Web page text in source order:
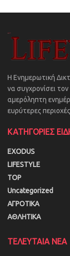
Η Ενημερωτική
να συγχρονίσει
αμερόληπτη
ευρύτερες
ΚΑΤΗΓΟΡΙΕΣ
EXODUS
LIFESTYLE
TOP
Uncategorized
ΑΓΡΟΤΙΚΑ
ΑΘΛΗΤΙΚΑ
ΤΕΛΕΥΤΑΙΑ ΝΕΑ